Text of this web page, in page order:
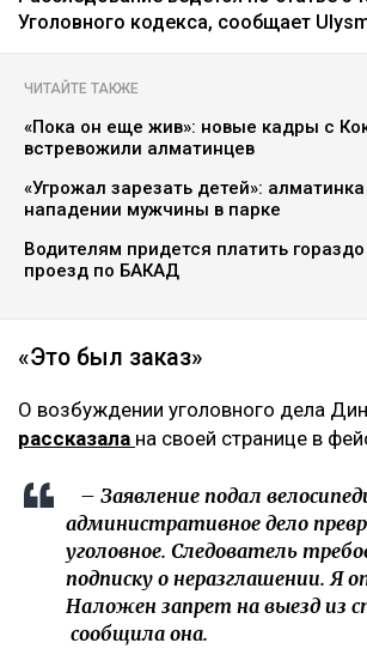
Уголовного кодекса, сообщает
ЧИТАЙТЕ ТАКЖЕ
«Пока он еще жив»: новые кадры с
встревожили алматинцев
«Угрожал зарезать детей»:
нападении мужчины в парке
Водителям придется платить
проезд по БАКАД
«Это был заказ»
О возбуждении уголовного дела
рассказала на своей странице в
– Заявление подал
административное дело
уголовное. Следователь
подписку о неразглашении. Я
Наложен запрет на выезд из
сообщила она.